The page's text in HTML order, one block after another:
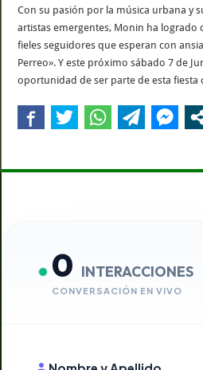
Con su pasión por la música urbana y
artistas emergentes, Monin ha logrado
fieles seguidores que esperan con
Perreo». Y este próximo sábado 7 de
oportunidad de ser parte de esta
0 INTERACCIONES
CONVERSACIÓN EN VIVO